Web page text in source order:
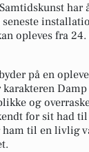
har
opleves fra
på en
og
for sit had
ham til en livlig